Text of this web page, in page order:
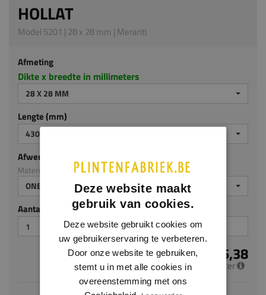
HOLLAT
Model 5201 | 28 x 28 mm | Meranti
Afmeting
Dikte x breedte in millimeters
28 X 28 MM
Lengte (mm)
4300 MM
Afwerking
Materiaal: Meranti
ONBEHANDELD
Aantal stuks
€ 5,38
per meter
Deze website maakt
gebruik van cookies.
Deze website gebruikt cookies om
uw gebruikerservaring te verbeteren.
Door onze website te gebruiken,
stemt u in met alle cookies in
overeenstemming met ons